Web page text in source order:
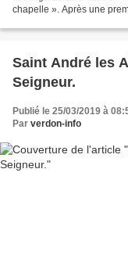
chapelle ». Après une
Saint André les
Seigneur.
Publié le 25/03/2019 à
Par verdon-info